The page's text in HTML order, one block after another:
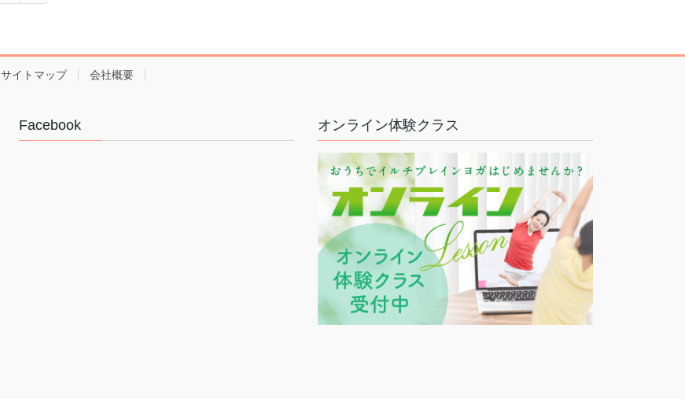
定
ジ
サイトマップ 会社概要
Facebook オンライン体験クラス